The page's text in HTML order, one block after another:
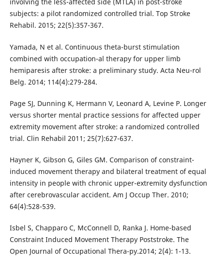
involving the less-affected side (MTLA) in post-stroke
subjects: a pilot randomized controlled trial. Top Stroke
Rehabil. 2015; 22(5):357-367.
Yamada, N et al. Continuous theta-burst stimulation
combined with occupation-al therapy for upper limb
hemiparesis after stroke: a preliminary study. Acta Neu-rol
Belg. 2014; 114(4):279-284.
Page SJ, Dunning K, Hermann V, Leonard A, Levine P. Longer
versus shorter mental practice sessions for affected upper
extremity movement after stroke: a randomized controlled
trial. Clin Rehabil 2011; 25(7):627-637.
Hayner K, Gibson G, Giles GM. Comparison of constraint-
induced movement therapy and bilateral treatment of equal
intensity in people with chronic upper-extremity dysfunction
after cerebrovascular accident. Am J Occup Ther. 2010;
64(4):528-539.
Isbel S, Chapparo C, McConnell D, Ranka J. Home-based
Constraint Induced Movement Therapy Poststroke. The
Open Journal of Occupational Thera-py.2014; 2(4): 1-13.